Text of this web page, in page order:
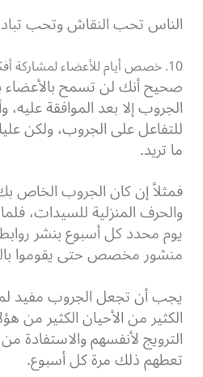
الناس تحب النقاش وتحب
10. خصص أيام للأعضاء لمشاركة أفكارهم وأنشطتهم
صحيح أنك لن تسمح
الجروب إلا بعد الموافقة
للتفاعل على الجروب، ولكن
ما تريد.
فمثلاً إن كان الجروب الخاص
والحرف المنزلية للسيدات،
يوم محدد كل أسبوع بنشر
منشور مخصص حتى يقوموا
يجب أن تجعل الجروب مفيد
الكثير من الأحيان الكثير من
الترويج لأنفسهم والاستفادة
تعطهم ذلك مرة كل أسبوع.